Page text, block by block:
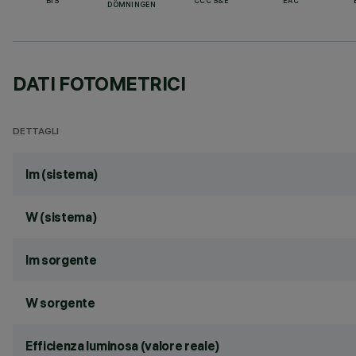
BIS
DÖMNINGEN
CCC S&E EAC
DATI FOTOMETRICI
DETTAGLI
lm (sistema)
W (sistema)
lm sorgente
W sorgente
Efficienza luminosa (valore reale)